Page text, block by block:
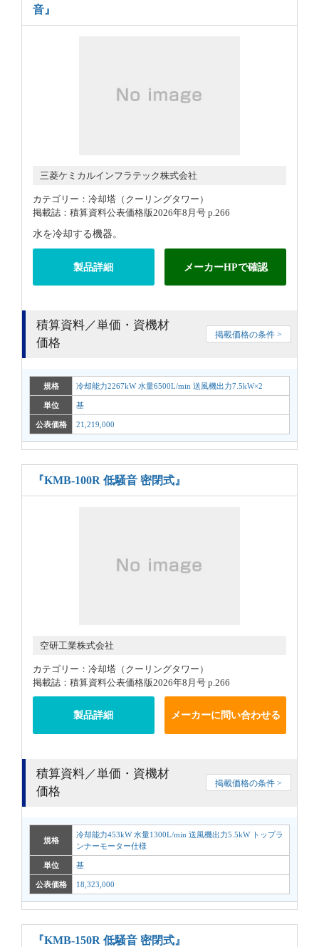
音』
三菱ケミカルインフラテック株式会社
カテゴリー：冷却塔（クーリングタワー）
掲載誌：積算資料公表価格版2026年8月号 p.266
水を冷却する機器。
製品詳細 メーカーHPで確認
積算資料／単価・資機材
価格
掲載価格の条件 >
規格 冷却能力2267kW 水量6500L/min 送風機出力7.5kW×2
単位 基
公表価格 21,219,000
『KMB-100R 低騒音 密閉式』
空研工業株式会社
カテゴリー：冷却塔（クーリングタワー）
掲載誌：積算資料公表価格版2026年8月号 p.266
製品詳細 メーカーに問い合わせる
積算資料／単価・資機材
価格
掲載価格の条件 >
規格
冷却能力453kW 水量1300L/min 送風機出力5.5kW トップラ
ンナーモーター仕様
単位 基
公表価格 18,323,000
『KMB-150R 低騒音 密閉式』